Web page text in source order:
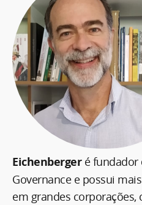
Eichenberger é fundador
Governance e possui
em grandes corporações,